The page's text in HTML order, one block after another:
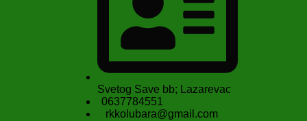
Svetog Save bb; Lazarevac
0637784551
rkkolubara@gmail.com